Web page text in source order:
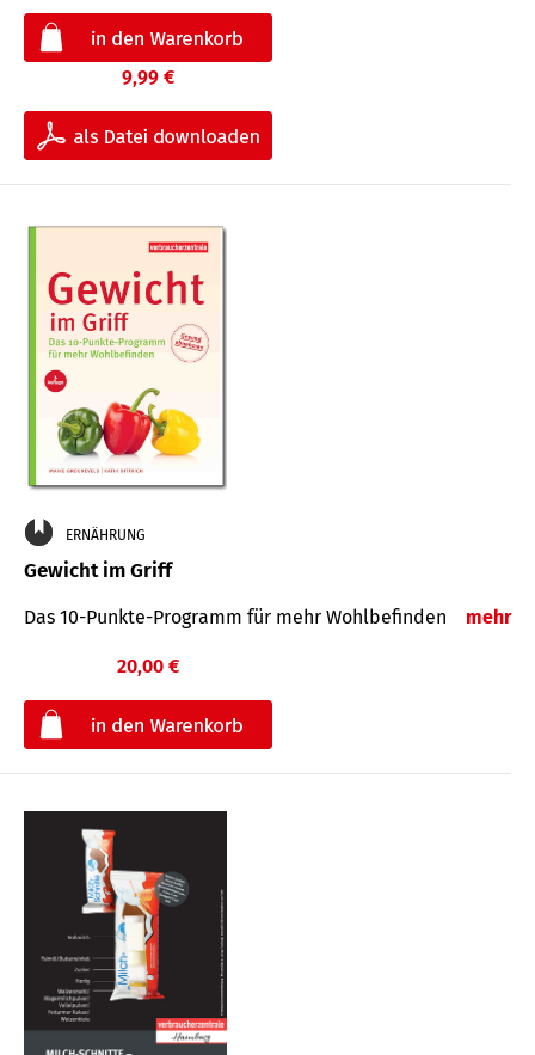
9,99 €
ERNÄHRUNG
Gewicht im Griff
Das 10-Punkte-Programm für mehr Wohlbefinden mehr
20,00 €